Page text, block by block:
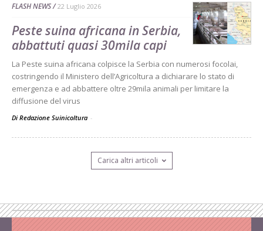
FLASH NEWS 22 Luglio 2026
Peste suina africana in Serbia,
abbattuti quasi 30mila capi
La Peste suina africana colpisce la Serbia con numerosi focolai,
costringendo il Ministero dell’Agricoltura a dichiarare lo stato di
emergenza e ad abbattere oltre 29mila animali per limitare la
diffusione del virus
Di Redazione Suinicoltura -
Carica altri articoli